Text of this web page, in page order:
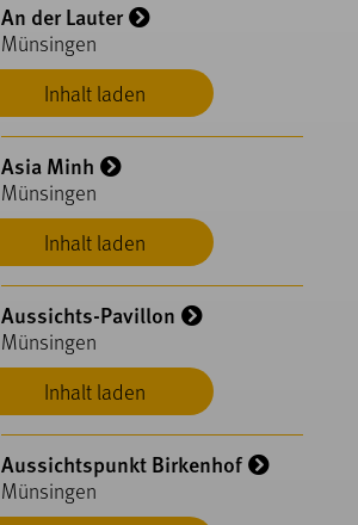
Inhalt laden
An der Lauter
Münsingen
Inhalt laden
Asia Minh
Münsingen
Inhalt laden
Aussichts-Pavillon
Münsingen
Aussichtspunkt Birkenhof
Münsingen